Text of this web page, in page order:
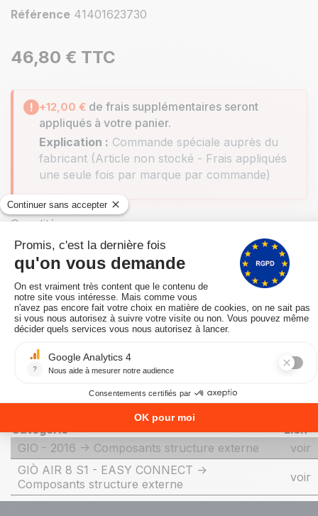
Référence 41401623730
46,80 € TTC
! +12,00 € de frais supplémentaires seront
appliqués à votre panier.
Explication : Commande spéciale auprès du
fabricant (Article non stocké - Frais appliqués
une seule fois par marque par commande)
Quantité
AJOUTER AU PANIER Expédié sous 10/15 jours
Catégories liées
Catégorie
Lien
GIO - 2016 -> Composants structure externe
voir
GIÒ AIR 8 S1 - EASY CONNECT ->
Composants structure externe
voir